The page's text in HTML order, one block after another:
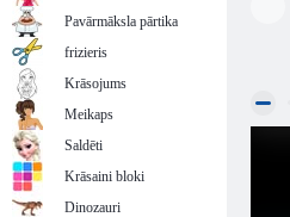
Pavārmāksla pārtika
frizieris
Krāsojums
Meikaps
Saldēti
Krāsaini bloki
Dinozauri